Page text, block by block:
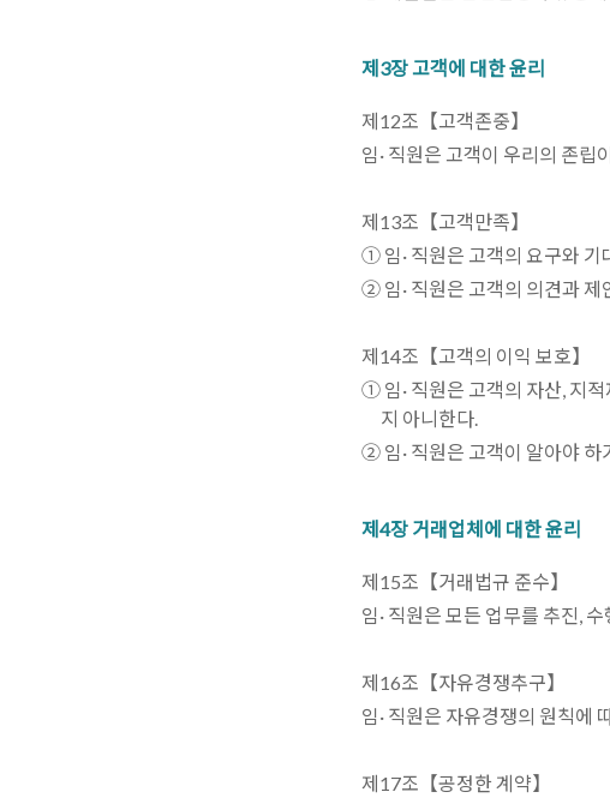
제3장 고객에 대한 윤리
제12조【고객존중】
임· 직원은 고객이 우리의 존
제13조【고객만족】
① 임· 직원은 고객의 요구와 기
② 임· 직원은 고객의 의견과 제
제14조【고객의 이익 보호】
① 임· 직원은 고객의 자산, 지
지 아니한다.
② 임· 직원은 고객이 알아야 하
제4장 거래업체에 대한 윤리
제15조【거래법규 준수】
임· 직원은 모든 업무를 추진,
제16조【자유경쟁추구】
임· 직원은 자유경쟁의 원칙에
제17조【공정한 계약】